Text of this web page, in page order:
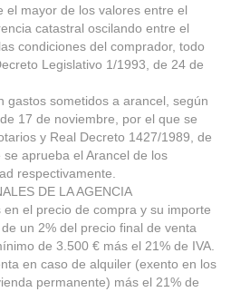
el mayor de los valores entre el
catastral oscilando entre el
condiciones del comprador, todo
Legislativo 1/1993, de 24 de
gastos sometidos a arancel, según
17 de noviembre, por el que se
y Real Decreto 1427/1989, de
aprueba el Arancel de los
respectivamente.
DE LA AGENCIA
en el precio de compra y su importe
un 2% del precio final de venta
de 3.500 € más el 21% de IVA.
en caso de alquiler (exento en los
permanente) más el 21% de